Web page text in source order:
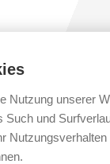
Bahnbau
Nutzung unserer
Such und